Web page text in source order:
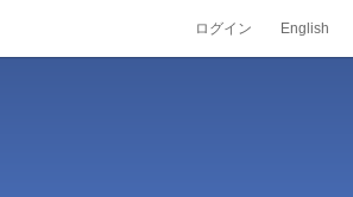
ログイン English